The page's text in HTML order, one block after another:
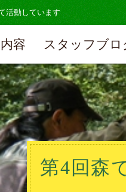
活動しています
容 スタッフブロ
第4回森